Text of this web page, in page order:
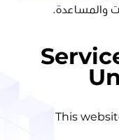
والمساعدة.
This